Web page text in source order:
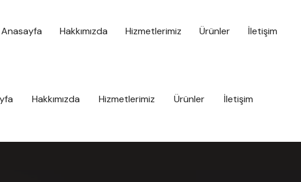
Anasayfa Hakkımızda Hizmetlerimiz Ürünler İletişim
Hakkımızda Hizmetlerimiz Ürünler İletişim